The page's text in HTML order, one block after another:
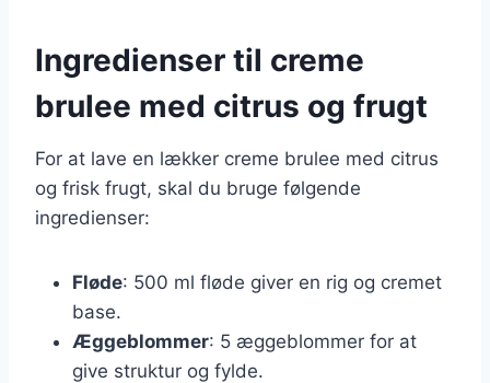
Ingredienser til creme
brulee med citrus og frugt
For at lave en lækker creme brulee med citrus
og frisk frugt, skal du bruge følgende
ingredienser:
Fløde: 500 ml fløde giver en rig og cremet
base.
Æggeblommer: 5 æggeblommer for at
give struktur og fylde.